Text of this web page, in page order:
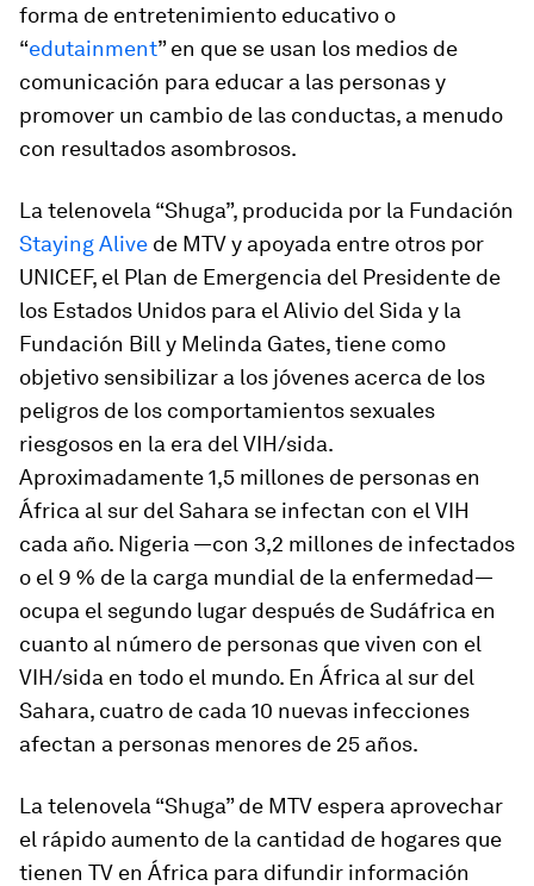
forma de entretenimiento educativo o
“edutainment” en que se usan los medios de
comunicación para educar a las personas y
promover un cambio de las conductas, a menudo
con resultados asombrosos.
La telenovela “Shuga”, producida por la Fundación
Staying Alive de MTV y apoyada entre otros por
UNICEF, el Plan de Emergencia del Presidente de
los Estados Unidos para el Alivio del Sida y la
Fundación Bill y Melinda Gates, tiene como
objetivo sensibilizar a los jóvenes acerca de los
peligros de los comportamientos sexuales
riesgosos en la era del VIH/sida.
Aproximadamente 1,5 millones de personas en
África al sur del Sahara se infectan con el VIH
cada año. Nigeria —con 3,2 millones de infectados
o el 9 % de la carga mundial de la enfermedad—
ocupa el segundo lugar después de Sudáfrica en
cuanto al número de personas que viven con el
VIH/sida en todo el mundo. En África al sur del
Sahara, cuatro de cada 10 nuevas infecciones
afectan a personas menores de 25 años.
La telenovela “Shuga” de MTV espera aprovechar
el rápido aumento de la cantidad de hogares que
tienen TV en África para difundir información